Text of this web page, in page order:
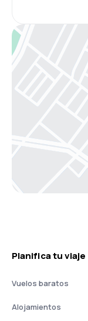
Planifica tu viaje
Vuelos baratos
Alojamientos